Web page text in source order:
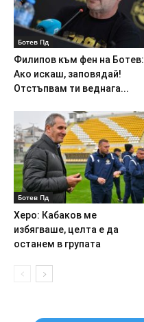
Ботев Пд
Филипов към фен на Ботев:
Ако искаш, заповядай!
Отстъпвам ти веднага...
Ботев Пд
Херо: Кабаков ме
избягваше, целта е да
останем в групата